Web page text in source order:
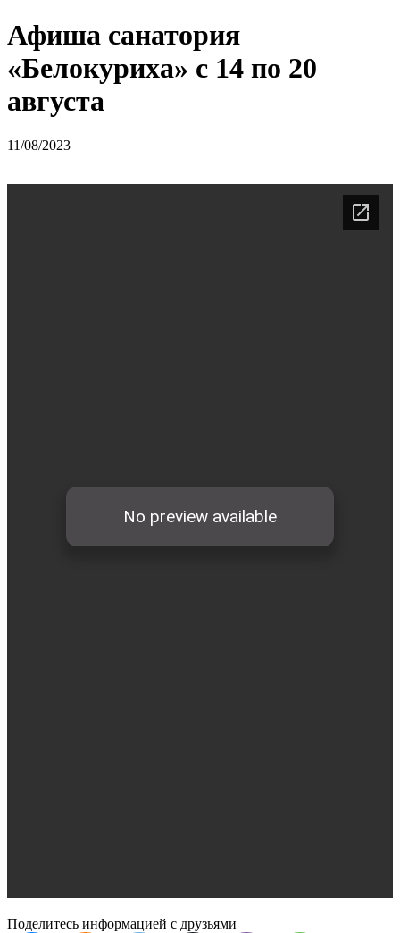
Афиша санатория
«Белокуриха» с 14 по 20
августа
11/08/2023
Поделитесь информацией с друзьями